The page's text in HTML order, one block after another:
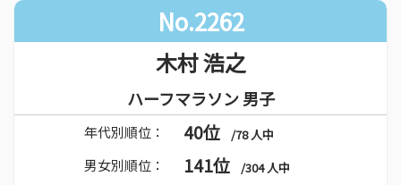
No.2262
木村 浩之
ハーフマラソン 男子
年代別順位： 40位 /78 人中
男女別順位： 141位 /304 人中